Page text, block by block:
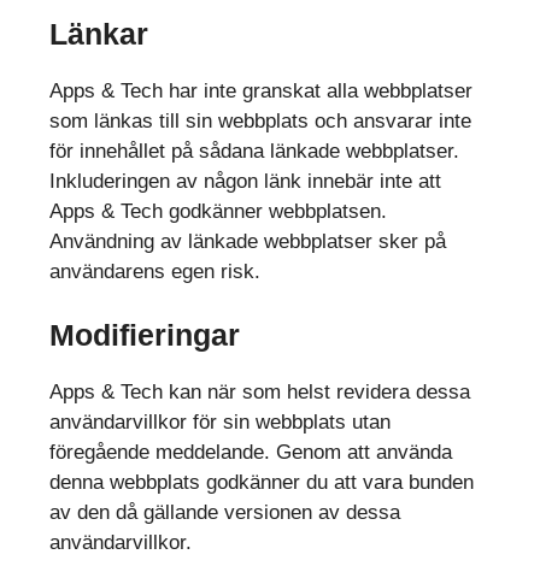
Länkar
Apps & Tech har inte granskat alla webbplatser
som länkas till sin webbplats och ansvarar inte
för innehållet på sådana länkade webbplatser.
Inkluderingen av någon länk innebär inte att
Apps & Tech godkänner webbplatsen.
Användning av länkade webbplatser sker på
användarens egen risk.
Modifieringar
Apps & Tech kan när som helst revidera dessa
användarvillkor för sin webbplats utan
föregående meddelande. Genom att använda
denna webbplats godkänner du att vara bunden
av den då gällande versionen av dessa
användarvillkor.